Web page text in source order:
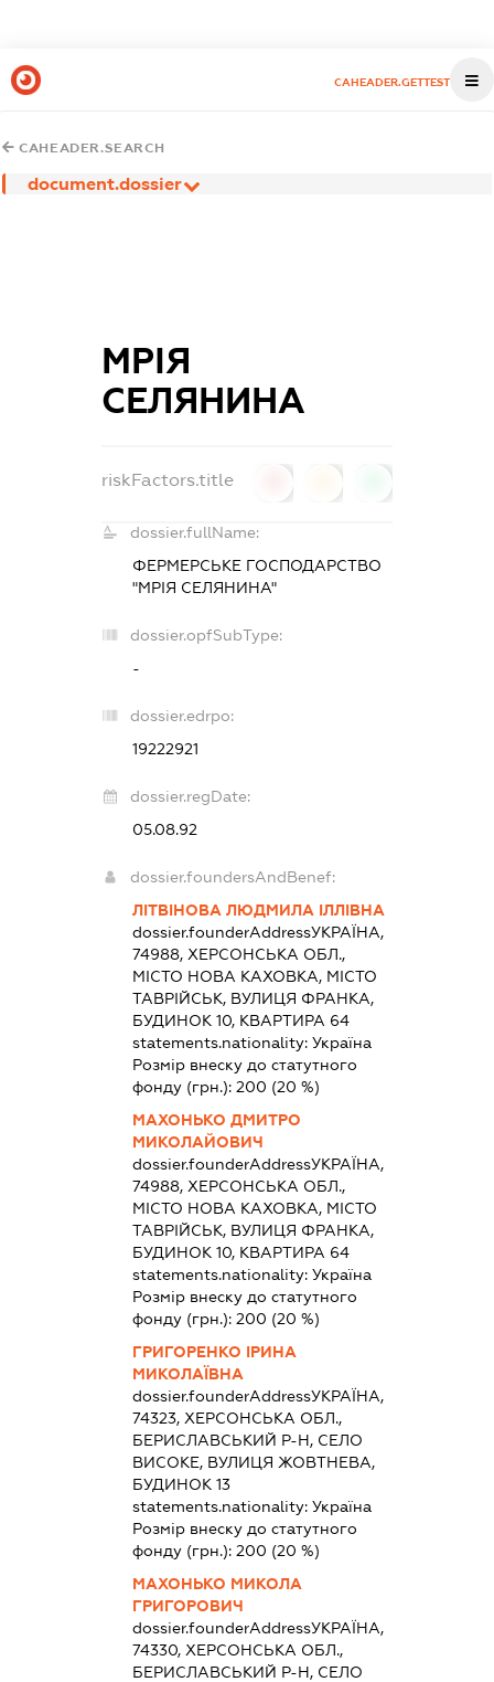
CAHEADER.GETTEST
CAHEADER.SEARCH
document.dossier
МРІЯ
СЕЛЯНИНА
riskFactors.title
dossier.fullName:
ФЕРМЕРСЬКЕ ГОСПОДАРСТВО
"МРІЯ СЕЛЯНИНА"
dossier.opfSubType:
-
dossier.edrpo:
19222921
dossier.regDate:
05.08.92
dossier.foundersAndBenef:
ЛІТВІНОВА ЛЮДМИЛА ІЛЛІВНА
dossier.founderAddressУКРАЇНА,
74988, ХЕРСОНСЬКА ОБЛ.,
МІСТО НОВА КАХОВКА, МІСТО
ТАВРІЙСЬК, ВУЛИЦЯ ФРАНКА,
БУДИНОК 10, КВАРТИРА 64
statements.nationality: Україна
Розмір внеску до статутного
фонду (грн.): 200 (20 %)
МАХОНЬКО ДМИТРО
МИКОЛАЙОВИЧ
dossier.founderAddressУКРАЇНА,
74988, ХЕРСОНСЬКА ОБЛ.,
МІСТО НОВА КАХОВКА, МІСТО
ТАВРІЙСЬК, ВУЛИЦЯ ФРАНКА,
БУДИНОК 10, КВАРТИРА 64
statements.nationality: Україна
Розмір внеску до статутного
фонду (грн.): 200 (20 %)
ГРИГОРЕНКО ІРИНА
МИКОЛАЇВНА
dossier.founderAddressУКРАЇНА,
74323, ХЕРСОНСЬКА ОБЛ.,
БЕРИСЛАВСЬКИЙ Р-Н, СЕЛО
ВИСОКЕ, ВУЛИЦЯ ЖОВТНЕВА,
БУДИНОК 13
statements.nationality: Україна
Розмір внеску до статутного
фонду (грн.): 200 (20 %)
МАХОНЬКО МИКОЛА
ГРИГОРОВИЧ
dossier.founderAddressУКРАЇНА,
74330, ХЕРСОНСЬКА ОБЛ.,
БЕРИСЛАВСЬКИЙ Р-Н, СЕЛО